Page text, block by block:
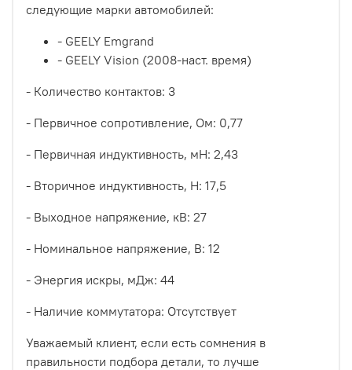
следующие марки автомобилей:
- GEELY Emgrand
- GEELY Vision (2008-наст. время)
- Количество контактов: 3
- Первичное сопротивление, Ом: 0,77
- Первичная индуктивность, мН: 2,43
- Вторичное индуктивность, Н: 17,5
- Выходное напряжение, кВ: 27
- Номинальное напряжение, В: 12
- Энергия искры, мДж: 44
- Наличие коммутатора: Отсутствует
Уважаемый клиент, если есть сомнения в
правильности подбора детали, то лучше